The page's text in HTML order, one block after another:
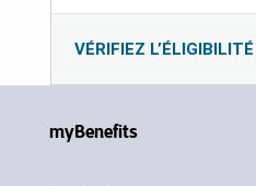
VÉRIFIEZ L’ÉLIGIBILITÉ
myBenefits